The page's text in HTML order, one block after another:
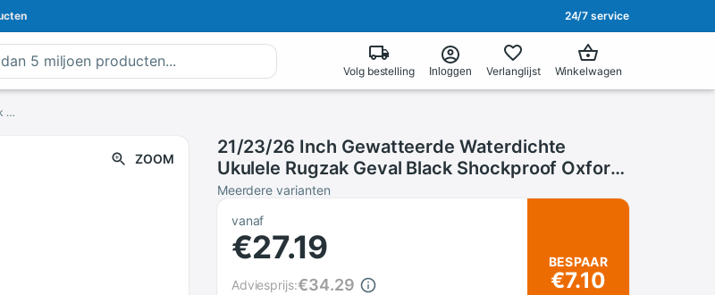
24/7 service
Volg bestelling Inloggen Verlanglijst Winkelwagen
21/23/26 Inch Gewatteerde Waterdichte Ukulele Rugzak Geval Black Shockproof Oxford Doek Rits Verdikte Opslag Met Handvat
ZOOM
21/23/26 Inch Gewatteerde Waterdichte
Ukulele Rugzak Geval Black Shockproof Oxford
Doek Rits Verdikte Opslag Met Handvat
Meerdere varianten
vanaf
€27.19
Adviesprijs:€34.29
BESPAAR
€7.10